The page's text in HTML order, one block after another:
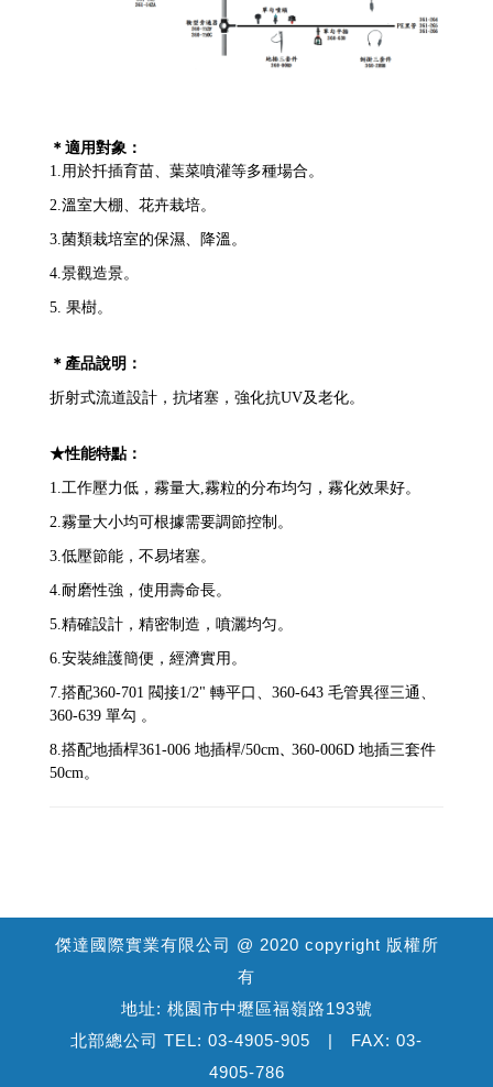
＊適用對象：
1.用於扦插育苗、葉菜噴灌等多種場合。
2.溫室大棚、花卉栽培。
3.菌類栽培室的保濕、降溫。
4.景觀造景。
5. 果樹。
＊產品說明：
折射式流道設計，抗堵塞， 強化抗UV及老化。
★性能特點：
1.工作壓力低，霧量大,霧粒的分布均匀，霧化效果好。
2.霧量大小均可根據需要調節控制。
3.低壓節能，不易堵塞。
4.耐磨性強，使用壽命長。
5.精確設計，精密制造，噴灑均匀。
6.安裝維護簡便，經濟實用。
7.搭配360-701 閥接1/2" 轉平口 、 360-643 毛管異徑三通 、
360-639 單勾 。
8.搭配地插桿361-006 地插桿/50cm、 360-006D 地插三套件
50cm。
傑達國際實業有限公司 @ 2020 copyright 版權所
有
地址: 桃園市中壢區福嶺路193號
北部總公司 TEL: 03-4905-905 | FAX: 03-
4905-786